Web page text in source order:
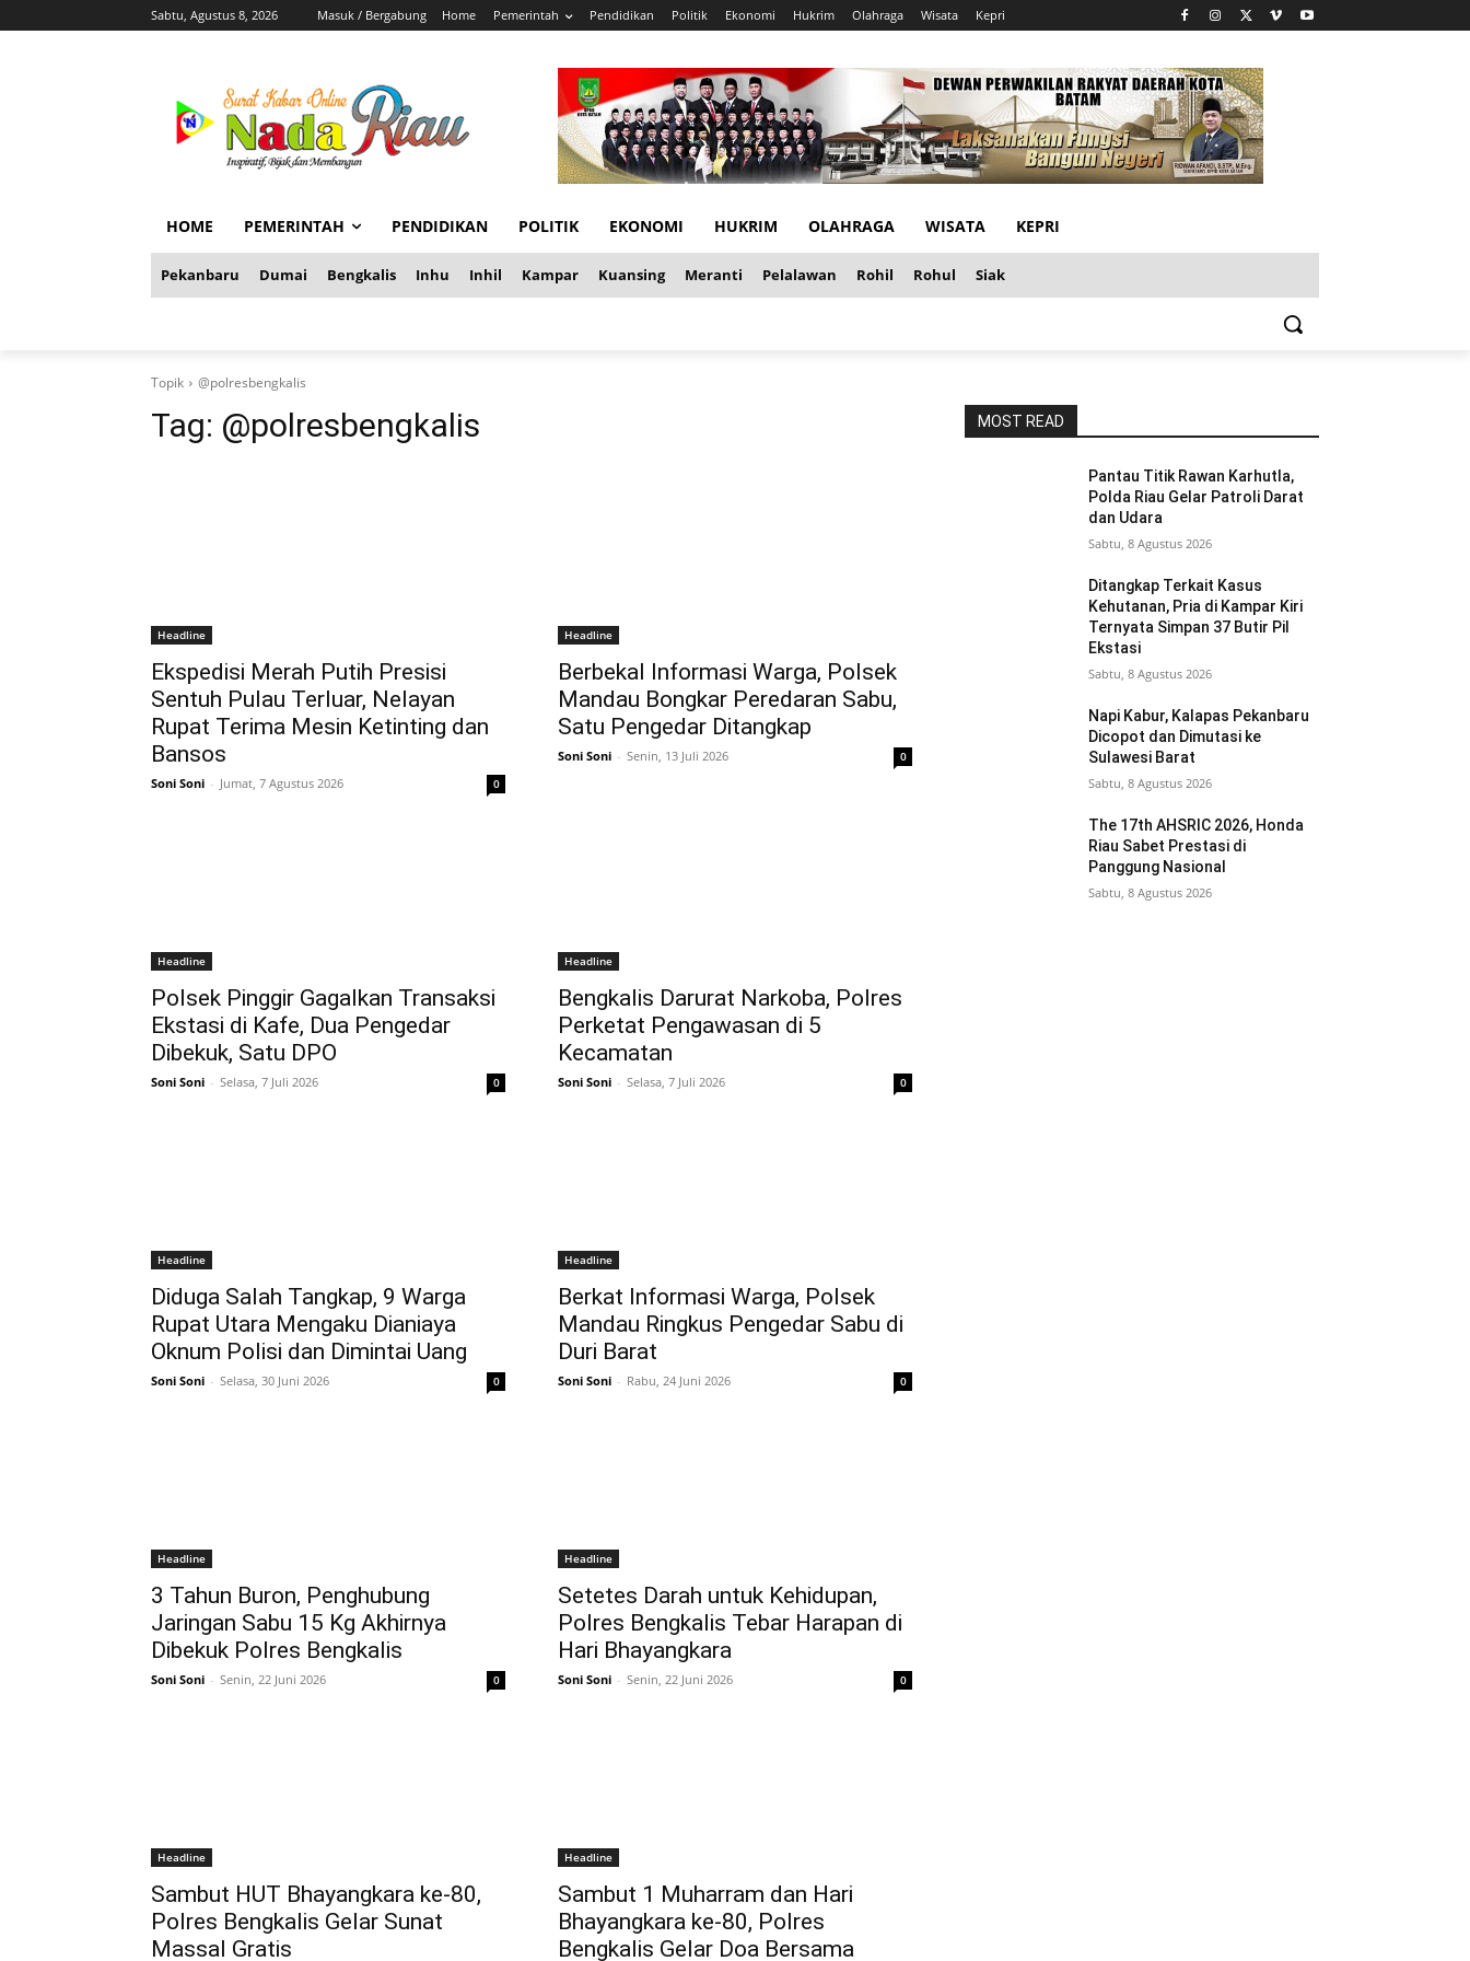
Sabtu, Agustus 8, 2026 Masuk / Bergabung Home Pemerintah Pendidikan Politik Ekonomi Hukrim Olahraga Wisata Kepri
HOME PEMERINTAH PENDIDIKAN POLITIK EKONOMI HUKRIM OLAHRAGA WISATA KEPRI
Pekanbaru Dumai Bengkalis Inhu Inhil Kampar Kuansing Meranti Pelalawan Rohil Rohul Siak
Topik @polresbengkalis
Tag: @polresbengkalis
Headline
Ekspedisi Merah Putih Presisi
Sentuh Pulau Terluar, Nelayan
Rupat Terima Mesin Ketinting dan
Bansos
Soni Soni - Jumat, 7 Agustus 2026 0
Headline
Berbekal Informasi Warga, Polsek
Mandau Bongkar Peredaran Sabu,
Satu Pengedar Ditangkap
Soni Soni - Senin, 13 Juli 2026 0
Headline
Polsek Pinggir Gagalkan Transaksi
Ekstasi di Kafe, Dua Pengedar
Dibekuk, Satu DPO
Soni Soni - Selasa, 7 Juli 2026 0
Headline
Bengkalis Darurat Narkoba, Polres
Perketat Pengawasan di 5
Kecamatan
Soni Soni - Selasa, 7 Juli 2026 0
Headline
Diduga Salah Tangkap, 9 Warga
Rupat Utara Mengaku Dianiaya
Oknum Polisi dan Dimintai Uang
Soni Soni - Selasa, 30 Juni 2026 0
Headline
Berkat Informasi Warga, Polsek
Mandau Ringkus Pengedar Sabu di
Duri Barat
Soni Soni - Rabu, 24 Juni 2026 0
Headline
3 Tahun Buron, Penghubung
Jaringan Sabu 15 Kg Akhirnya
Dibekuk Polres Bengkalis
Soni Soni - Senin, 22 Juni 2026 0
Headline
Setetes Darah untuk Kehidupan,
Polres Bengkalis Tebar Harapan di
Hari Bhayangkara
Soni Soni - Senin, 22 Juni 2026 0
Headline
Sambut HUT Bhayangkara ke-80,
Polres Bengkalis Gelar Sunat
Massal Gratis
Headline
Sambut 1 Muharram dan Hari
Bhayangkara ke-80, Polres
Bengkalis Gelar Doa Bersama
MOST READ
Pantau Titik Rawan Karhutla,
Polda Riau Gelar Patroli Darat
dan Udara
Sabtu, 8 Agustus 2026
Ditangkap Terkait Kasus
Kehutanan, Pria di Kampar Kiri
Ternyata Simpan 37 Butir Pil
Ekstasi
Sabtu, 8 Agustus 2026
Napi Kabur, Kalapas Pekanbaru
Dicopot dan Dimutasi ke
Sulawesi Barat
Sabtu, 8 Agustus 2026
The 17th AHSRIC 2026, Honda
Riau Sabet Prestasi di
Panggung Nasional
Sabtu, 8 Agustus 2026